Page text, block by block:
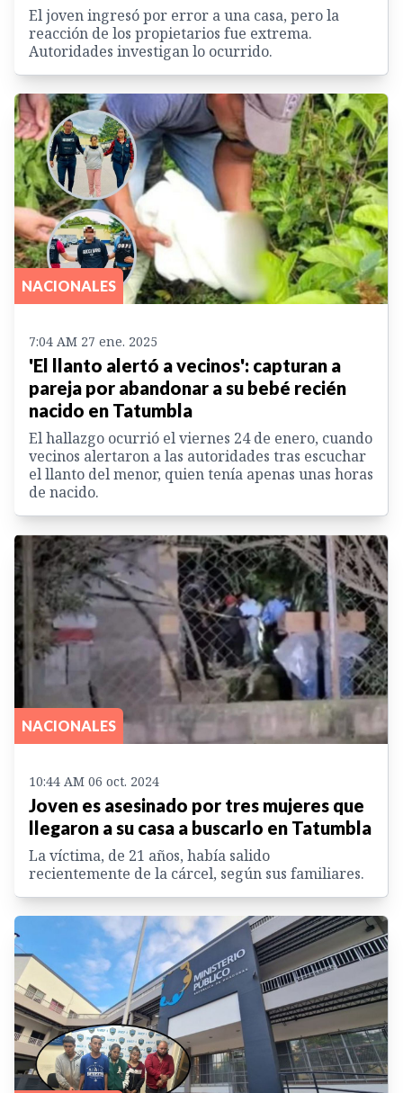
El joven ingresó por error a una casa, pero la
reacción de los propietarios fue extrema.
Autoridades investigan lo ocurrido.
NACIONALES
7:04 AM 27 ene. 2025
'El llanto alertó a vecinos': capturan a
pareja por abandonar a su bebé recién
nacido en Tatumbla
El hallazgo ocurrió el viernes 24 de enero, cuando
vecinos alertaron a las autoridades tras escuchar
el llanto del menor, quien tenía apenas unas horas
de nacido.
NACIONALES
10:44 AM 06 oct. 2024
Joven es asesinado por tres mujeres que
llegaron a su casa a buscarlo en Tatumbla
La víctima, de 21 años, había salido
recientemente de la cárcel, según sus familiares.